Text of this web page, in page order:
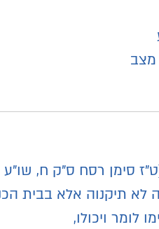
מצב
סימן רסח ס"ק ח,
תיקנוה אלא בבית
ויכולו,